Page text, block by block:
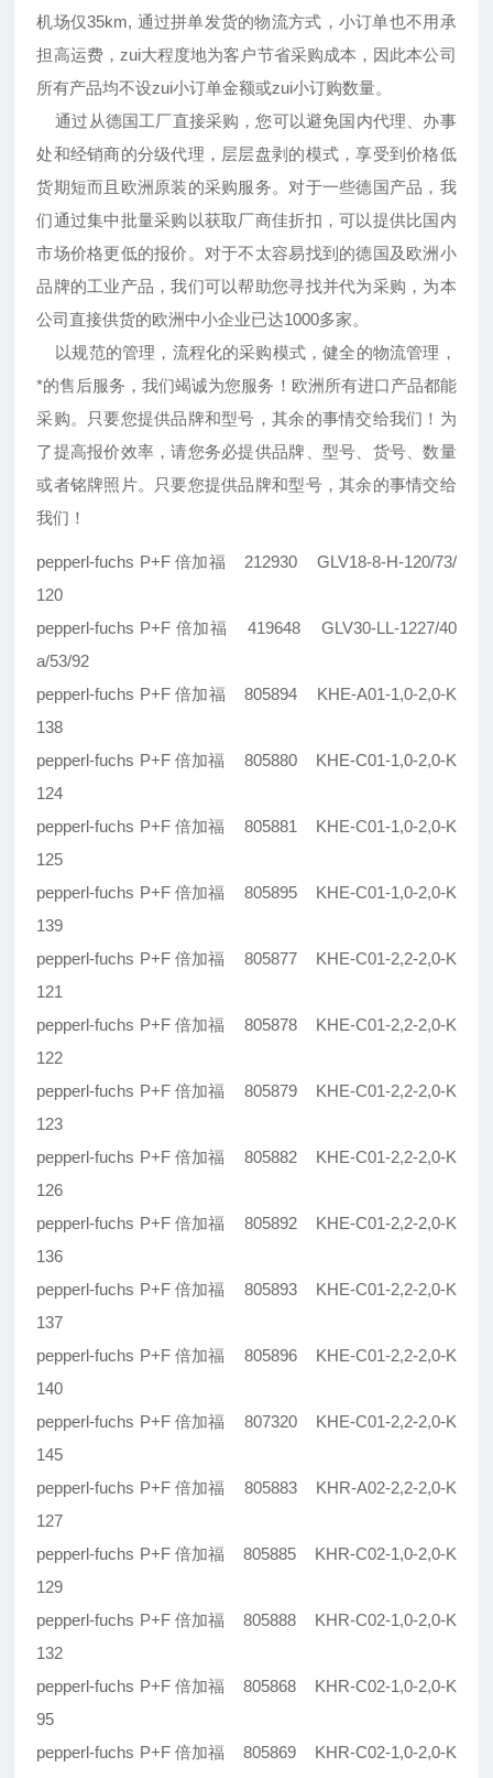
机场仅35km, 通过拼单发货的物流方式，小订单也不用承
担高运费，zui大程度地为客户节省采购成本，因此本公司
所有产品均不设zui小订单金额或zui小订购数量。
通过从德国工厂直接采购，您可以避免国内代理、办事
处和经销商的分级代理，层层盘剥的模式，享受到价格低
货期短而且欧洲原装的采购服务。对于一些德国产品，我
们通过集中批量采购以获取厂商佳折扣，可以提供比国内
市场价格更低的报价。对于不太容易找到的德国及欧洲小
品牌的工业产品，我们可以帮助您寻找并代为采购，为本
公司直接供货的欧洲中小企业已达1000多家。
以规范的管理，流程化的采购模式，健全的物流管理，
*的售后服务，我们竭诚为您服务！欧洲所有进口产品都能
采购。只要您提供品牌和型号，其余的事情交给我们！为
了提高报价效率，请您务必提供品牌、型号、货号、数量
或者铭牌照片。只要您提供品牌和型号，其余的事情交给
我们！
pepperl-fuchs P+F 倍加福 212930 GLV18-8-H-120/73/
120
pepperl-fuchs P+F 倍加福 419648 GLV30-LL-1227/40
a/53/92
pepperl-fuchs P+F 倍加福 805894 KHE-A01-1,0-2,0-K
138
pepperl-fuchs P+F 倍加福 805880 KHE-C01-1,0-2,0-K
124
pepperl-fuchs P+F 倍加福 805881 KHE-C01-1,0-2,0-K
125
pepperl-fuchs P+F 倍加福 805895 KHE-C01-1,0-2,0-K
139
pepperl-fuchs P+F 倍加福 805877 KHE-C01-2,2-2,0-K
121
pepperl-fuchs P+F 倍加福 805878 KHE-C01-2,2-2,0-K
122
pepperl-fuchs P+F 倍加福 805879 KHE-C01-2,2-2,0-K
123
pepperl-fuchs P+F 倍加福 805882 KHE-C01-2,2-2,0-K
126
pepperl-fuchs P+F 倍加福 805892 KHE-C01-2,2-2,0-K
136
pepperl-fuchs P+F 倍加福 805893 KHE-C01-2,2-2,0-K
137
pepperl-fuchs P+F 倍加福 805896 KHE-C01-2,2-2,0-K
140
pepperl-fuchs P+F 倍加福 807320 KHE-C01-2,2-2,0-K
145
pepperl-fuchs P+F 倍加福 805883 KHR-A02-2,2-2,0-K
127
pepperl-fuchs P+F 倍加福 805885 KHR-C02-1,0-2,0-K
129
pepperl-fuchs P+F 倍加福 805888 KHR-C02-1,0-2,0-K
132
pepperl-fuchs P+F 倍加福 805868 KHR-C02-1,0-2,0-K
95
pepperl-fuchs P+F 倍加福 805869 KHR-C02-1,0-2,0-K